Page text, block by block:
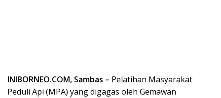
INIBORNEO.COM, Sambas – Pelatihan Masyarakat
Peduli Api (MPA) yang digagas oleh Gemawan